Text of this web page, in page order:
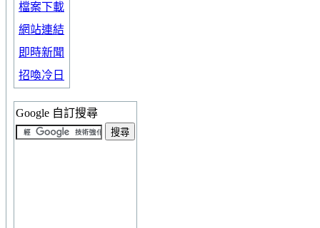
檔案下載
網站連結
即時新聞
招喚冷日
Google 自訂搜尋